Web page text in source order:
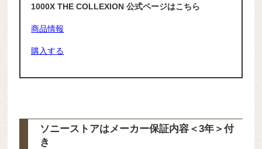
1000X THE COLLEXION 公式ページはこちら
商品情報
購入する
ソニーストアはメーカー保証内容 ＜3年＞付
き